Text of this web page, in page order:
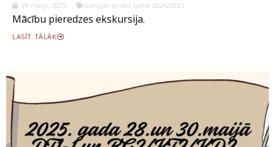
29 maijs, 2025 Latvijas skolas soma 2024/2025
Mācību pieredzes ekskursija.
LASĪT TĀLĀK